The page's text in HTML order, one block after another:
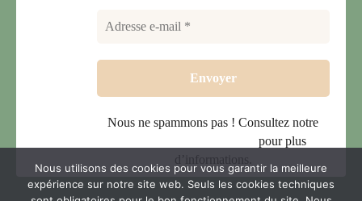
Nous ne spammons pas ! Consultez notre
pour plus
d’informations.
Nous utilisons des cookies pour vous garantir la meilleure
expérience sur notre site web. Seuls les cookies techniques